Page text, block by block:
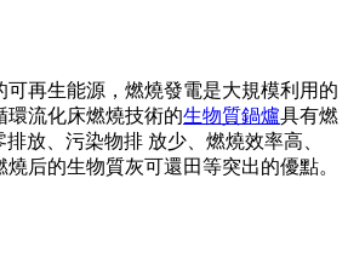
可再生能源，燃燒發電是大規模利用的
環流化床燃燒技術的生物質鍋爐具有燃
放、污染物排 放少、燃燒效率高、
后的生物質灰可還田等突出的優點。